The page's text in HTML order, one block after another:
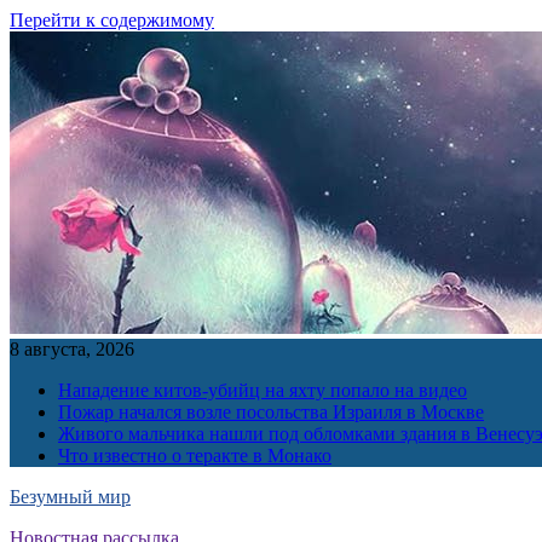
Перейти к содержимому
8 августа, 2026
Нападение китов-убийц на яхту попало на видео
Пожар начался возле посольства Израиля в Москве
Живого мальчика нашли под обломками здания в
Что известно о теракте в Монако
Безумный мир
Новостная рассылка